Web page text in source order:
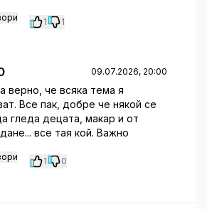
1 1
09.07.2026, 20:00
верно, че всяка тема я
Все пак, добре че някой се
гледа децата, макар и от
все тая кой. Важно
1 0